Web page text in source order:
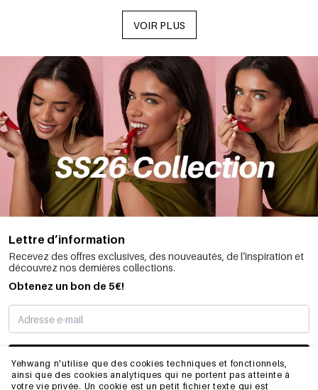
Yehwang n'utilise que des cookies techniques et fonctionnels,
ainsi que des cookies analytiques qui ne portent pas atteinte à
votre vie privée. Un cookie est un petit fichier texte qui est
VOIR PLUS
Lettre d’information
Recevez des offres exclusives, des nouveautés, de l’inspiration et
découvrez nos dernières collections.
Obtenez un bon de 5€!
JE M’INSCRIS